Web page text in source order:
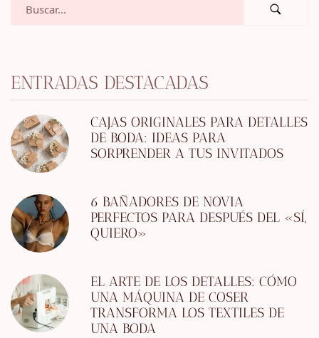
ENTRADAS DESTACADAS
CAJAS ORIGINALES PARA DETALLES
DE BODA: IDEAS PARA
SORPRENDER A TUS INVITADOS
6 BAÑADORES DE NOVIA
PERFECTOS PARA DESPUÉS DEL «SÍ,
QUIERO»
EL ARTE DE LOS DETALLES: CÓMO
UNA MÁQUINA DE COSER
TRANSFORMA LOS TEXTILES DE
UNA BODA